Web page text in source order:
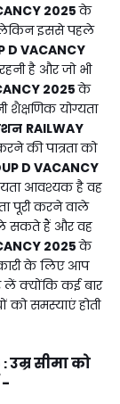
2025के
लेकिन इससे पहले
D VACANCY
है और जो भी
2025के
योग्यता
RAILWAY
की पात्रता को
D VACANCY
आवश्यक है वह
पूरी करने वाले
ले सकते हैं और वह
2025के
के लिए आप
क्योंकि कई बार
को समस्याएं होती
:उम्र सीमा को